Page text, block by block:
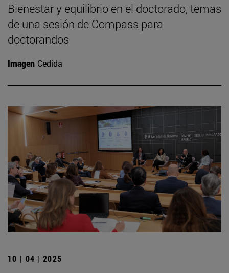
Bienestar y equilibrio en el doctorado, temas
de una sesión de Compass para
doctorandos
Imagen Cedida
10 | 04 | 2025